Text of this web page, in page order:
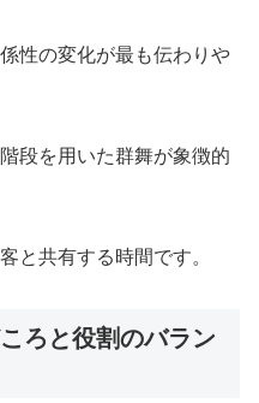
性の変化が最も伝わりや
段を用いた群舞が象徴的
と共有する時間です。
ろと役割のバラン